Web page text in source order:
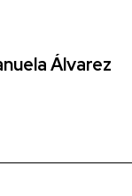
Álvarez